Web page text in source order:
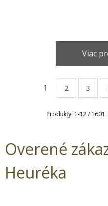
Viac
1 2 3
Produkty: 1-12/1601
Overené
Heuréka